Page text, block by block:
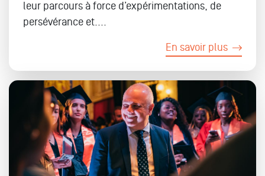
leur parcours à force d’expérimentations, de
persévérance et....
En savoir plus